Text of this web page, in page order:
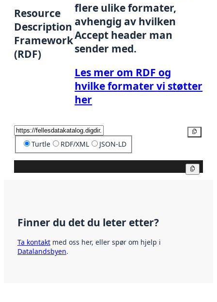
Resource
Description
Framework
(RDF)
flere ulike formater,
avhengig av hvilken
Accept header man
sender med.
Les mer om RDF og
hvilke formater vi støtter
her
Turtle RDF/XML JSON-LD
Finner du det du leter etter?
Ta kontakt med oss her, eller spør om hjelp i
Datalandsbyen.